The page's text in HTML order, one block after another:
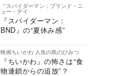
『スパイダーマン：ブランド・ニ
ュー・デイ
『スパイダーマン：
BND』の“夏休み感”
映画ちいかわ 人魚の島のひみつ
『ちいかわ』の怖さは“食
物連鎖からの追放”？